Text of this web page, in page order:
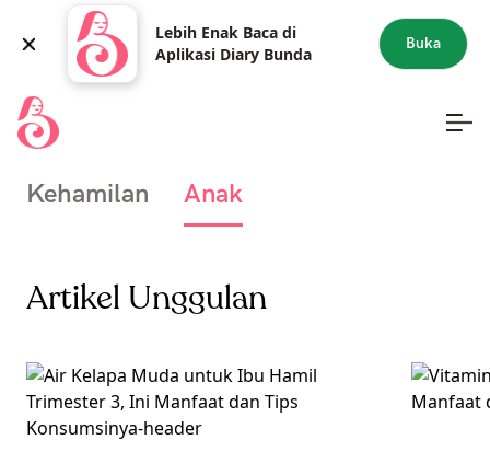
Lebih Enak Baca di
Aplikasi Diary Bunda
Buka
Kehamilan Anak
Artikel Unggulan